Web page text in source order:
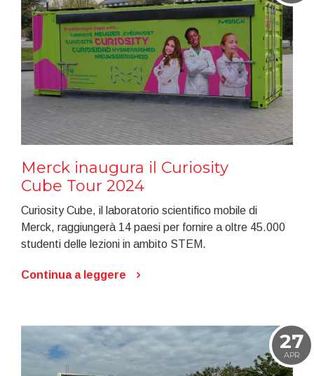
Merck inaugura il Curiosity
Cube Tour 2024
Curiosity Cube, il laboratorio scientifico mobile di
Merck, raggiungerà 14 paesi per fornire a oltre 45.000
studenti delle lezioni in ambito STEM.
Continua a leggere
27
APR